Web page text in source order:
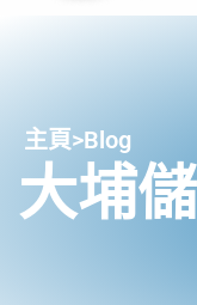
主頁>Blog
大埔